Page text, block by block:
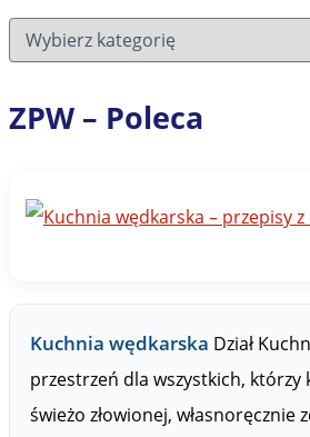
D
łZPW – Poleca
Kuchnia wędkarska Dział
przestrzeń dla wszystkich, którzy
świeżo złowionej, własnoręcznie